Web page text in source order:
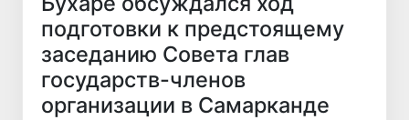
подготовки к предстоящему
заседанию Совета глав
государств-членов
организации в Самарканде